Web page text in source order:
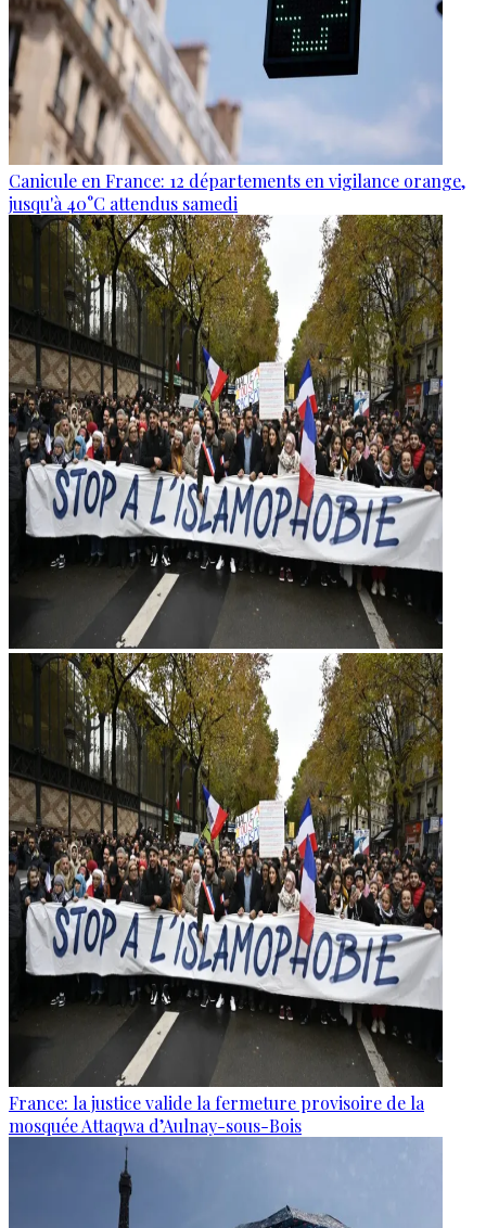
Canicule en France: 12 départements en vigilance orange,
jusqu'à 40°C attendus samedi
France: la justice valide la fermeture provisoire de la
mosquée Attaqwa d’Aulnay-sous-Bois